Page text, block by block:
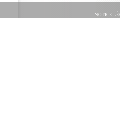
NOTICE